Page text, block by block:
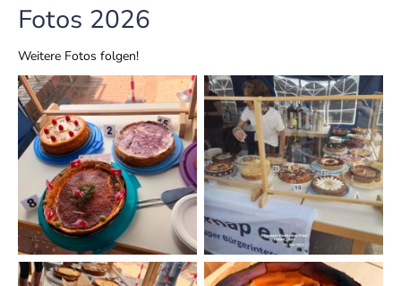
Fotos 2026
Weitere Fotos folgen!